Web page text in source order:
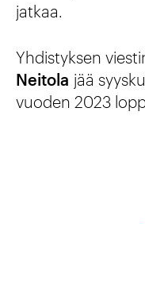
jatkaa.
Yhdistyksen
Neitola jää
vuoden 2023